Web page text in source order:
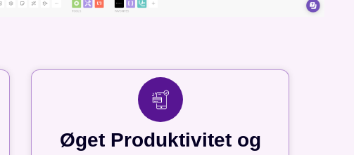
Øget Produktivitet og